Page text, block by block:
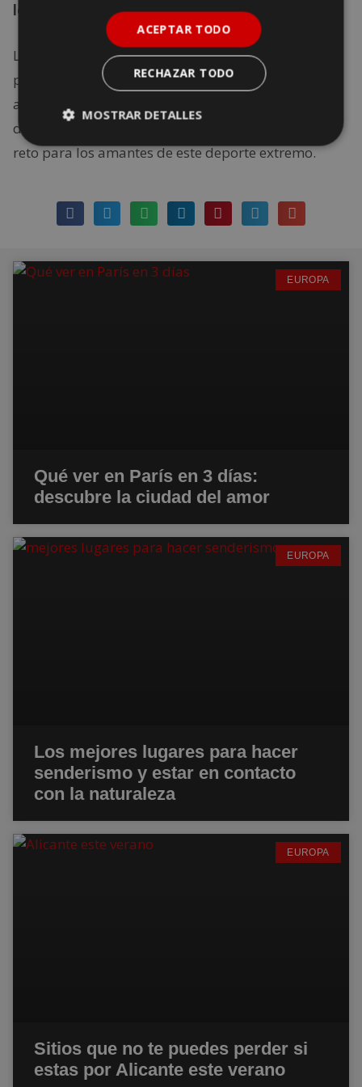
los deportes extremos.
Los surferos no tienen nada que envidiar a las
playas de
Australia o Malibú: basta con acercarse
a la playa
disfrutar de unas olas de infarto que serán todo un
reto para los amantes de este deporte extremo.
EUROPA
Qué ver en París en 3 días:
descubre la ciudad del amor
EUROPA
Los mejores lugares para hacer
senderismo y estar en contacto
con la naturaleza
EUROPA
Sitios que no te puedes perder si
estas por Alicante este verano
ACEPTAR TODO
RECHAZAR TODO
MOSTRAR DETALLES